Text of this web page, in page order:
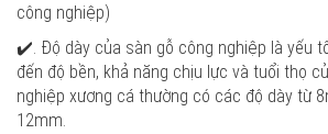
công nghiệp)
✔️. Độ dày của sàn gỗ công nghiệp là yếu
đến độ bền, khả năng chịu lực và tuổi thọ
nghiệp xương cá thường có các độ dày từ
12mm.